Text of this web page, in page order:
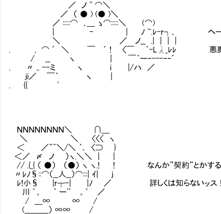
／ ノ '' ⌒＼
／ （ ● ) (● )＼
／ :::::⌒ ､＿ ゝ⌒:::::＼ (⌒)
| - | ﾉ ~.ﾚ-r┐､ へー そんな事
＼ ／ ノ__ .| | | |
. , ⌒ ´ ＼ ￣ ´ ! 〈￣ ｀-Lλ_ﾚﾚ 悪魔ってモン
/ __ ヽ | ￣｀ー‐---‐‐´
. 〃 ,. --ミ ヽ i |/ハ ／
ji／ ￣｀ ヽ |
. {{ '
ＮＮＮＮＮＮＮＮ＼ ∩＿
＼ ＼ 〈〈〈 ヽ
＜ ／＾^＼/＼ ｀､ 〈⊃ }
＜／ 〆 ノ ）ヽ.＼＼ | |
// .{_{ （ ●） （●） ヽ ヽ.! ! なんか”契約”とかするらし
〃ﾚﾉ§::⌒（__人__）⌒:::| ｲ| j
ﾚ!小§ |r┬-| |ﾉ ／ 詳しくは知らないッス
川 ゜。 ｀ ー'´ 。゜ ／
/ ＿∞ ∞ /
(＿＿＿） ∞∞ /